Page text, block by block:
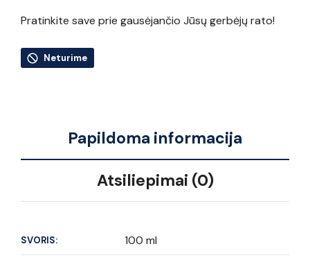
Pratinkite save prie gausėjančio Jūsų gerbėjų rato!
Neturime
Papildoma informacija
Atsiliepimai (0)
SVORIS: 100 ml